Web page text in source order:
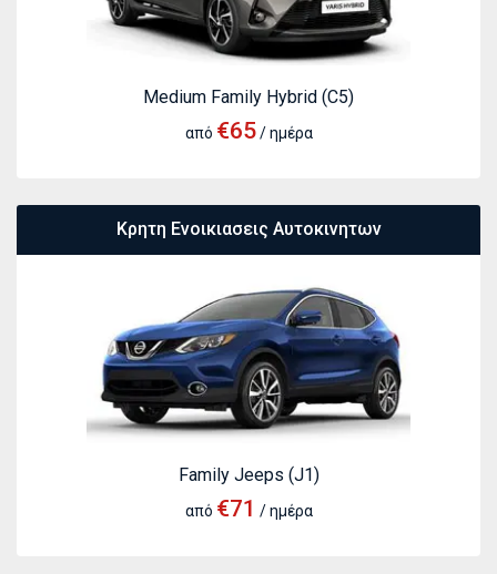
Medium Family Hybrid (C5)
από €65/ ημέρα
Κρητη Ενοικιασεις Αυτοκινητων
Family Jeeps (J1)
από €71 / ημέρα